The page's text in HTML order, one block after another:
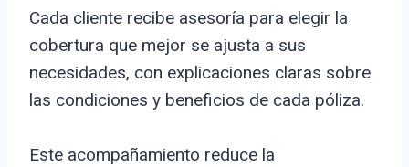
Cada cliente recibe asesoría para elegir la
cobertura que mejor se ajusta a sus
necesidades, con explicaciones claras sobre
las condiciones y beneficios de cada póliza.
Este acompañamiento reduce la